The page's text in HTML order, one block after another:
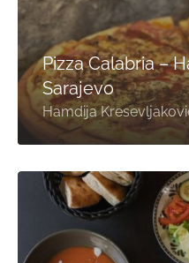
Pizza Calabria –
Sarajevo
Hamdija